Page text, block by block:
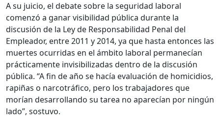
A su juicio, el debate sobre la seguridad laboral
comenzó a ganar visibilidad pública durante la
discusión de la Ley de Responsabilidad Penal del
Empleador, entre 2011 y 2014, ya que hasta entonces las
muertes ocurridas en el ámbito laboral permanecían
prácticamente invisibilizadas dentro de la discusión
pública. “A fin de año se hacía evaluación de homicidios,
rapiñas o narcotráfico, pero los trabajadores que
morían desarrollando su tarea no aparecían por ningún
lado”, sostuvo.